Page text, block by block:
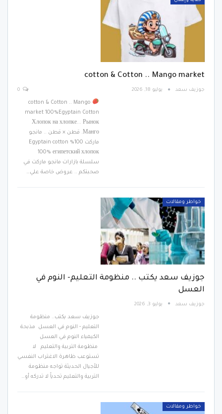
cotton & Cotton .. Mango market
جوزيف سعد يوليو 18, 2026
cotton & Cotton .. Mango
market 100%Egyptain Cotton
Хлопок на хлопке... Рынок
Манго. قطن × قطن .. مانجو
ماركت 100%Egyptain cotton
100% египетский хлопок
سلسلة بازارات مانجو ماركت في
صحبتكم .. عروض خاصة علي…
خواطر ومقالات
جوزيف سعد يكتب .. منظومة التعليم- النوم في
العسل
جوزيف سعد يوليو 3, 2026
جوزيف سعد يكتب.. منظومة
التعليم - النوم في العسل مذبحة
الكيمياء النوم في العسل
منظومة التربية والتعليم لا
تستوعب ظاهرة الاغتراب النفسي
للأجيال الحديثة تواجه منظومة
التربية والتعليم تحدياً لا تدركه أو…
خواطر ومقالات